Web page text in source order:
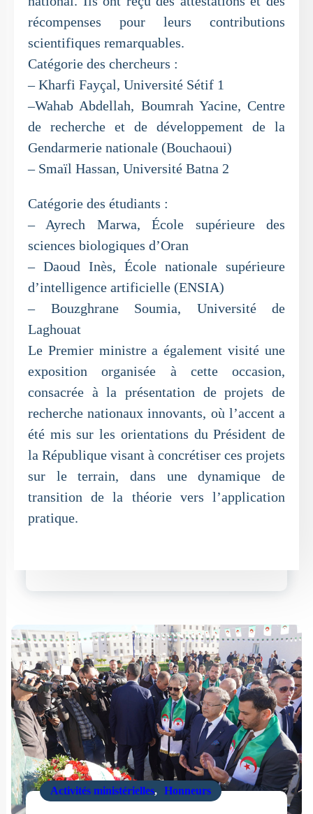
récompenses pour leurs contributions
scientifiques remarquables.
Catégorie des chercheurs :
– Kharfi Fayçal, Université Sétif 1
–Wahab Abdellah, Boumrah Yacine, Centre
de recherche et de développement de la
Gendarmerie nationale (Bouchaoui)
– Smaïl Hassan, Université Batna 2
Catégorie des étudiants :
– Ayrech Marwa, École supérieure des
sciences biologiques d’Oran
– Daoud Inès, École nationale supérieure
d’intelligence artificielle (ENSIA)
– Bouzghrane Soumia, Université de
Laghouat
Le Premier ministre a également visité une
exposition organisée à cette occasion,
consacrée à la présentation de projets de
recherche nationaux innovants, où l’accent a
été mis sur les orientations du Président de
la République visant à concrétiser ces projets
sur le terrain, dans une dynamique de
transition de la théorie vers l’application
pratique.
Activités ministérielles, Honneurs